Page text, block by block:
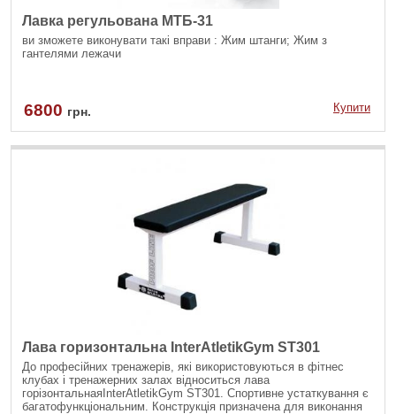
Лавка регульована МТБ-31
ви зможете виконувати такі вправи : Жим штанги; Жим з
гантелями лежачи
6800 грн. Купити
Лава горизонтальна InterAtletikGym ST301
До професійних тренажерів, які використовуються в фітнес
клубах і тренажерних залах відноситься лава
горізонтальнаяInterAtletikGym ST301. Спортивне устаткування є
багатофункціональним. Конструкція призначена для виконання